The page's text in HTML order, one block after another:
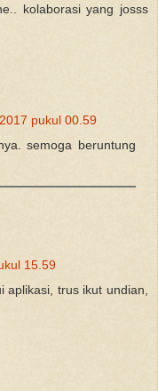
kolaborasi yang josss
pukul 00.59
semoga beruntung
15.59
aplikasi, trus ikut undian,